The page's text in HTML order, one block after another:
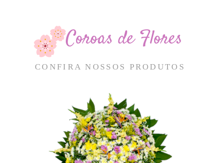
Coroas de Flores
CONFIRA NOSSOS PRODUTOS